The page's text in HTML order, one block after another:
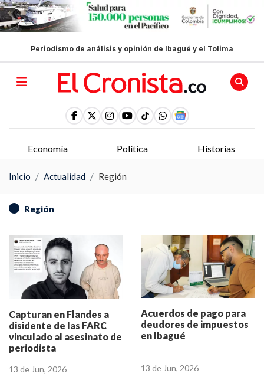
Periodismo de análisis y opinión de Ibagué y el Tolima
Economía Política Historias
Inicio Actualidad Región
Región
Capturan en Flandes a
disidente de las FARC
vinculado al asesinato de
periodista
13 de Jun, 2026
Acuerdos de pago para
deudores de impuestos
en Ibagué
13 de Jun, 2026